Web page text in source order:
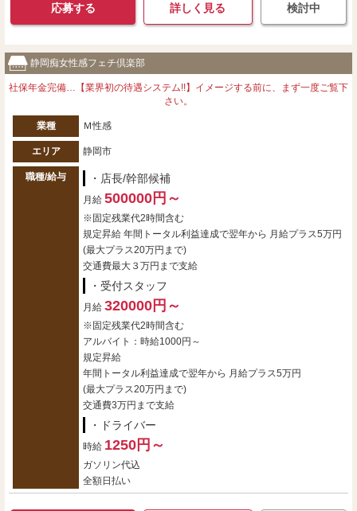
応募する 詳しく見る 検討中
静岡痴女性感フェチ倶楽部
社保年金完備…【業界初の待遇システム!!】イメージする前に、まず一度ご覧下
さい。
業種 Ｍ性感
エリア 静岡市
職種/給与 ・店長/幹部候補
月給 500000円～
※固定残業代2時間含む
規定昇給 年間トータル利益達成で翌年から 月給プラス5万円
(最大プラス20万円まで)
交通費最大３万円まで支給
・受付スタッフ
月給 320000円～
※固定残業代2時間含む
アルバイト：時給1000円～
規定昇給
年間トータル利益達成で翌年から 月給プラス5万円
(最大プラス20万円まで)
交通費3万円まで支給
・ドライバー
時給 1250円～
ガソリン代込
全額日払い